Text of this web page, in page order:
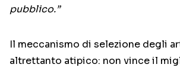
pubblico.”
Il meccanismo di selezione degli
altrettanto atipico: non vince il